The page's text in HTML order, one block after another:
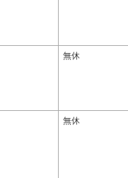
無休
無休